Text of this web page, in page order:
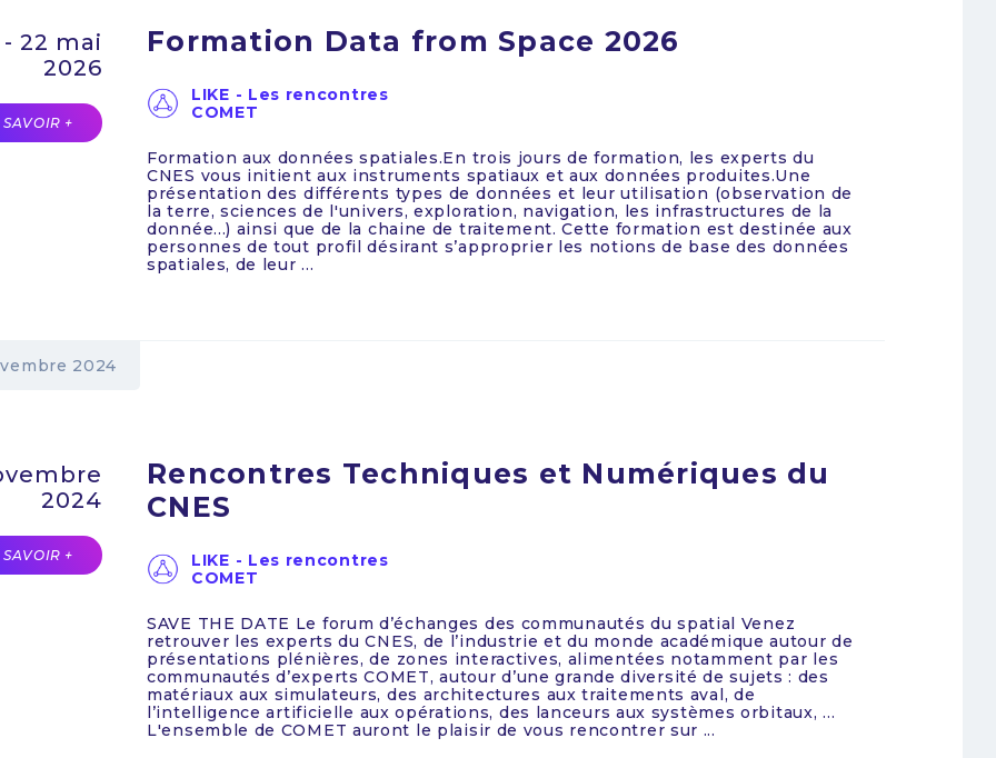
22 mai
2026
SAVOIR +
Formation Data from Space 2026
LIKE - Les rencontres
COMET
Formation aux données spatiales.En trois jours de formation, les experts du
CNES vous initient aux instruments spatiaux et aux données produites.Une
présentation des différents types de données et leur utilisation (observation de
la terre, sciences de l'univers, exploration, navigation, les infrastructures de la
donnée...) ainsi que de la chaine de traitement. Cette formation est destinée aux
personnes de tout profil désirant s’approprier les notions de base des données
spatiales, de leur ...
2024
2024
SAVOIR +
Rencontres Techniques et Numériques du
CNES
LIKE - Les rencontres
COMET
SAVE THE DATE Le forum d’échanges des communautés du spatial Venez
retrouver les experts du CNES, de l’industrie et du monde académique autour de
présentations plénières, de zones interactives, alimentées notamment par les
communautés d’experts COMET, autour d’une grande diversité de sujets : des
matériaux aux simulateurs, des architectures aux traitements aval, de
l’intelligence artificielle aux opérations, des lanceurs aux systèmes orbitaux, …
L'ensemble de COMET auront le plaisir de vous rencontrer sur ...